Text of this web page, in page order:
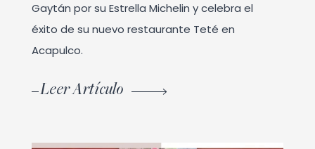
Gaytán por su Estrella Michelin y celebra el
éxito de su nuevo restaurante Teté en
Acapulco.
Leer Artículo